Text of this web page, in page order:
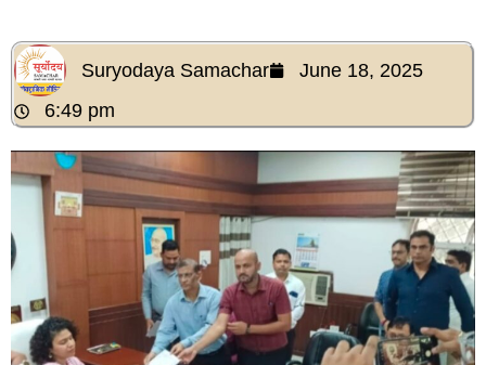
Suryodaya Samachar
June 18, 2025
6:49 pm